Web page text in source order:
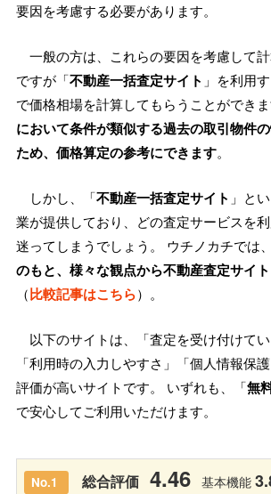
要因を考慮する必要があります。
一般の方は、これらの要因を考慮して
ですが「不動産一括査定サイト 」を利用
で価格相場を計算してもらうことができま
において条件が類似する過去の取引物件
ため、価格算定の参考にできます。
しかし、「不動産一括査定サイト 」と
業が提供しており、どの査定サービスを
迷ってしまうでしょう。 ウチノカチでは、
のもと、様々な観点から不動産査定サイ
（比較記事はこちら）。
以下のサイトは、「査定を受け付けてい
「利用時の入力しやすさ」「個人情報保
評価が高いサイトです。 いずれも、「無
で安心してご利用いただけます。